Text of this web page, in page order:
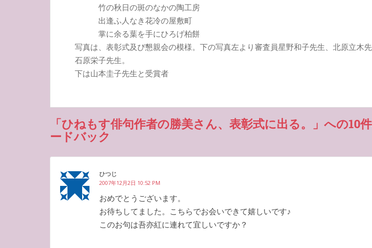
竹の秋日の斑のなかの陶工房
出逢ふ人なき花冷の屋敷町
掌に余る葉を手にひろげ柏餅
写真は、表彰式及び懇親会の模様。下の写真左より審査員星野和子先生、北原立木先
石原栄子先生。
下は山本圭子先生と受賞者
「ひねもす俳句作者の勝美さん、表彰式に出る。」への10
ードバック
ひつじ
2007年12月2日 10:52 PM
おめでとうございます。
お待ちしてました。こちらでお会いできて嬉しいです♪
このお句は吾亦紅に連れて宜しいですか？